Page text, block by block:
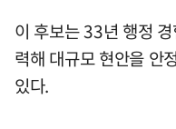
이 후보는 33년 행정
력해 대규모 현안을 안
있다.